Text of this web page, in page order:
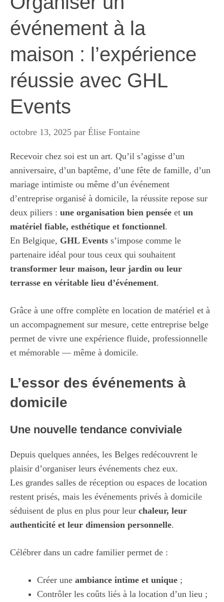
événement à la
maison : l’expérience
réussie avec GHL
Events
octobre 13, 2025 par Élise Fontaine
Recevoir chez soi est un art. Qu’il s’agisse d’un
anniversaire, d’un baptême, d’une fête de famille, d’un
mariage intimiste ou même d’un événement
d’entreprise organisé à domicile, la réussite repose sur
deux piliers : une organisation bien pensée et un
matériel fiable, esthétique et fonctionnel.
En Belgique, GHL Events s’impose comme le
partenaire idéal pour tous ceux qui souhaitent
transformer leur maison, leur jardin ou leur
terrasse en véritable lieu d’événement.
Grâce à une offre complète en location de matériel et à
un accompagnement sur mesure, cette entreprise belge
permet de vivre une expérience fluide, professionnelle
et mémorable — même à domicile.
L’essor des événements à
domicile
Une nouvelle tendance conviviale
Depuis quelques années, les Belges redécouvrent le
plaisir d’organiser leurs événements chez eux.
Les grandes salles de réception ou espaces de location
restent prisés, mais les événements privés à domicile
séduisent de plus en plus pour leur chaleur, leur
authenticité et leur dimension personnelle.
Célébrer dans un cadre familier permet de :
Créer une ambiance intime et unique ;
Contrôler les coûts liés à la location d’un lieu ;